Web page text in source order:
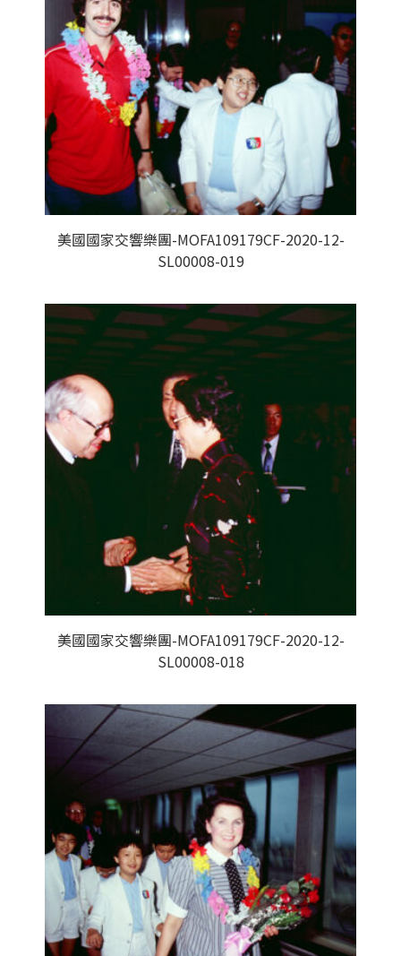
美國國家交響樂團-MOFA109179CF-2020-12-
SL00008-019
美國國家交響樂團-MOFA109179CF-2020-12-
SL00008-018